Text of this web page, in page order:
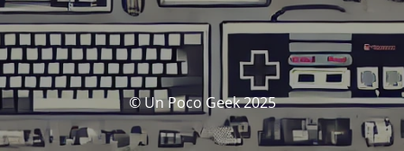
© Un Poco Geek 2025